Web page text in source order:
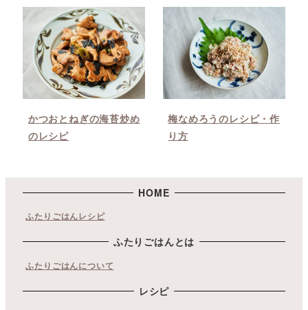
かつおとねぎの海苔炒め
のレシピ
梅なめろうのレシピ・作
り方
HOME
ふたりごはんレシピ
ふたりごはんとは
ふたりごはんについて
レシピ